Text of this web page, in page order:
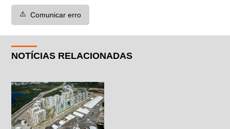
⚠️ Comunicar erro
NOTÍCIAS RELACIONADAS